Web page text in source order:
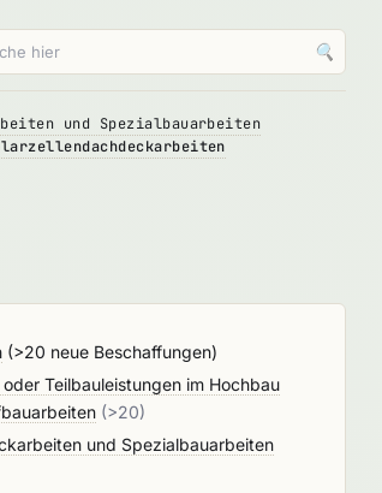
🔍
und Spezialbauarbeiten
(>20 neue Beschaffungen)
Teilbauleistungen im Hochbau
(>20)
und Spezialbauarbeiten